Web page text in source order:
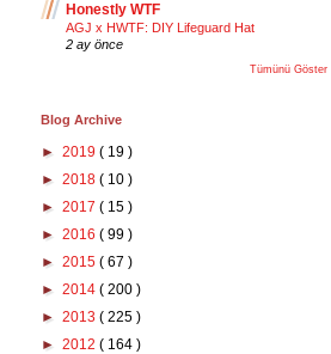
Honestly WTF
AGJ x HWTF: DIY Lifeguard Hat
2 ay önce
Tümünü Göster
Blog Archive
► 2019 ( 19 )
► 2018 ( 10 )
► 2017 ( 15 )
► 2016 ( 99 )
► 2015 ( 67 )
► 2014 ( 200 )
► 2013 ( 225 )
► 2012 ( 164 )